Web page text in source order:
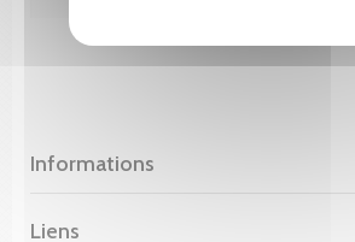
Informations
Liens